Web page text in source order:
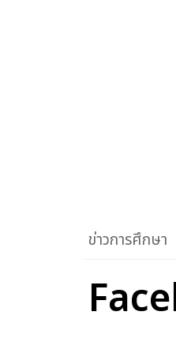
ข่าวการศึกษา